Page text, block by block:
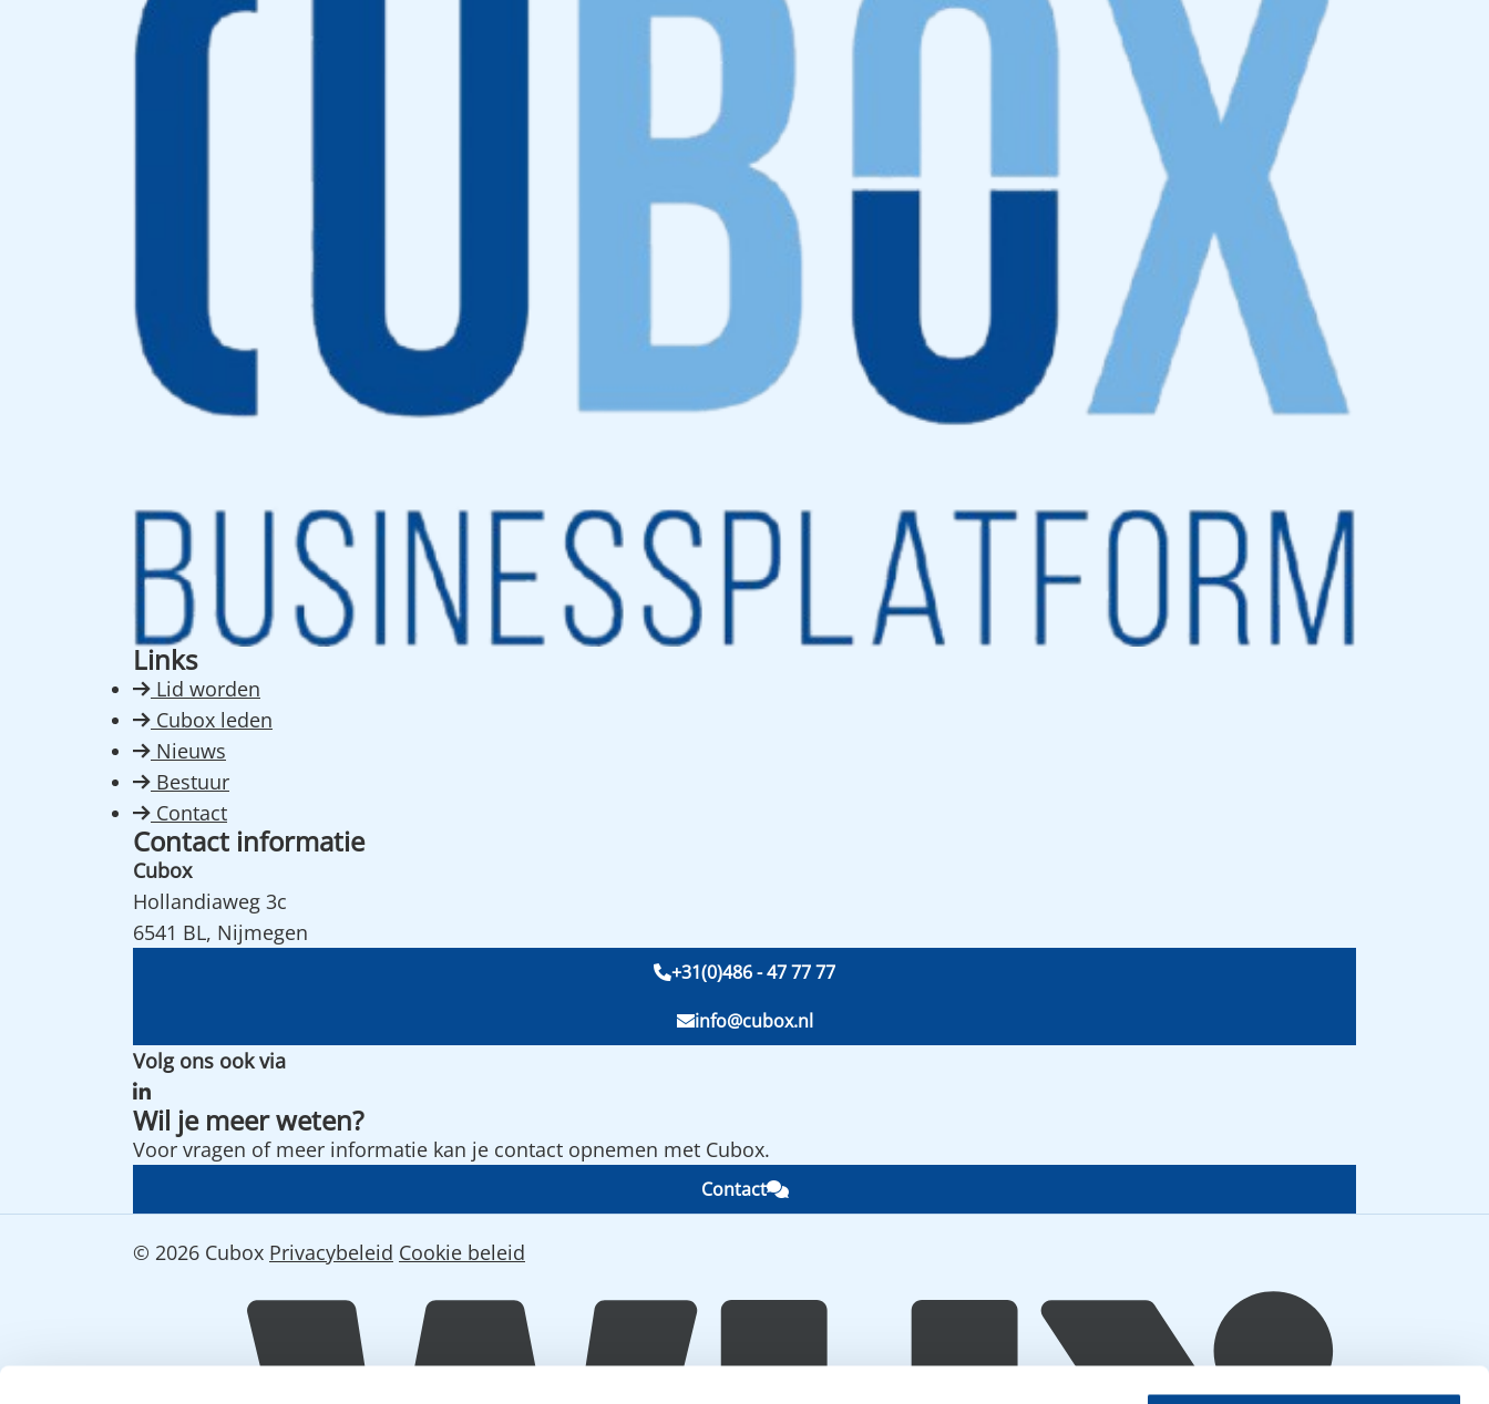
Links
Lid worden
Cubox leden
Nieuws
Bestuur
Contact
Contact informatie
Cubox
Hollandiaweg 3c
6541 BL, Nijmegen
+31(0)486 - 47 77 77
info@cubox.nl
Volg ons ook via
Wil je meer weten?
Voor vragen of meer informatie kan je contact opnemen met Cubox.
Contact
© 2026 Cubox Privacybeleid Cookie beleid